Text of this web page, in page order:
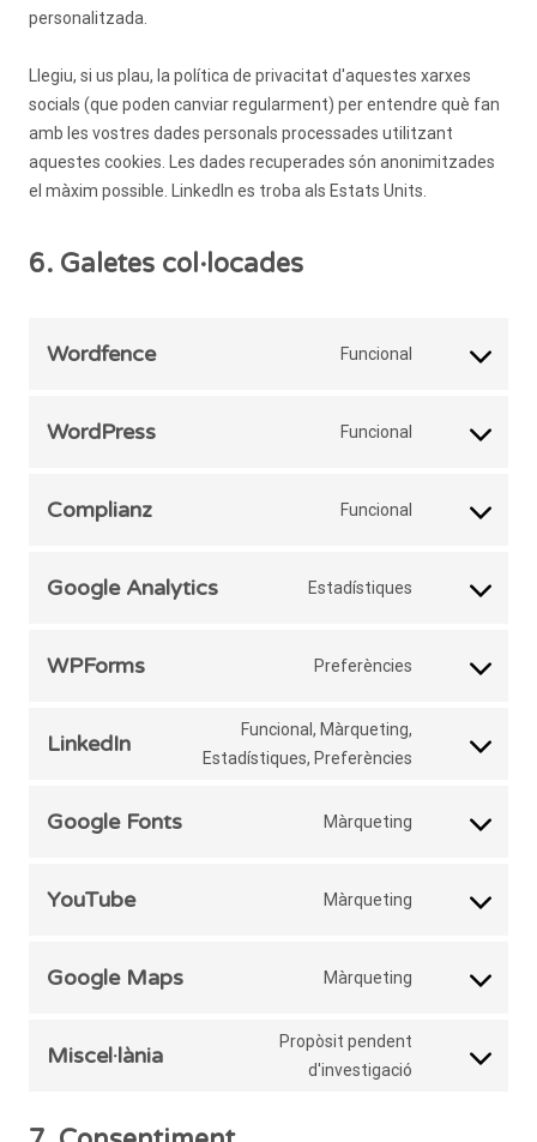
personalitzada.
Llegiu, si us plau, la política de privacitat d'aquestes xarxes
socials (que poden canviar regularment) per entendre què fan
amb les vostres dades personals processades utilitzant
aquestes cookies. Les dades recuperades són anonimitzades
el màxim possible. LinkedIn es troba als Estats Units.
6. Galetes col·locades
Wordfence Funcional
Consent
service
WordPress Funcional
Consent
service
Complianz Funcional
Consent
service
Google Analytics Estadístiques
Consent
service
WPForms Preferències
Consent
service
LinkedIn
Funcional, Màrqueting,
Estadístiques, Preferències
Consent
service
Google Fonts Màrqueting
Consent
service
YouTube Màrqueting
Consent
service
Google Maps Màrqueting
Consent
service
Miscel·lània
Propòsit pendent
d'investigació
Consent